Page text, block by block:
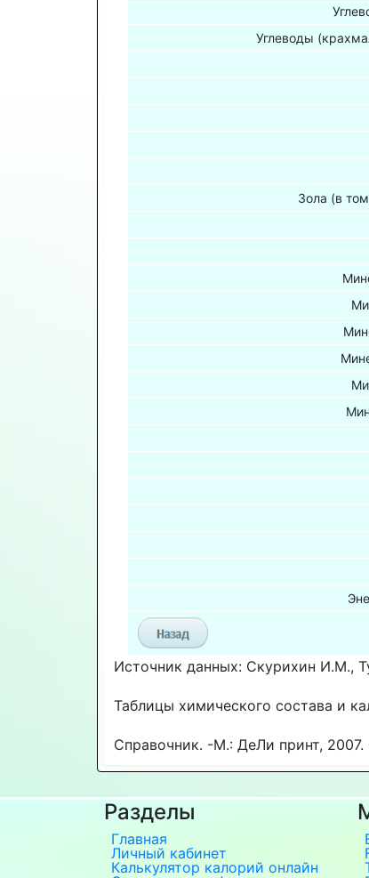
Углеводы
Зола (в
Источник данных: Скурихин И.М.,
Таблицы химического состава и
Справочник. -М.: ДеЛи принт, 2007.
Разделы
Главная
Личный кабинет
Калькулятор калорий онлайн